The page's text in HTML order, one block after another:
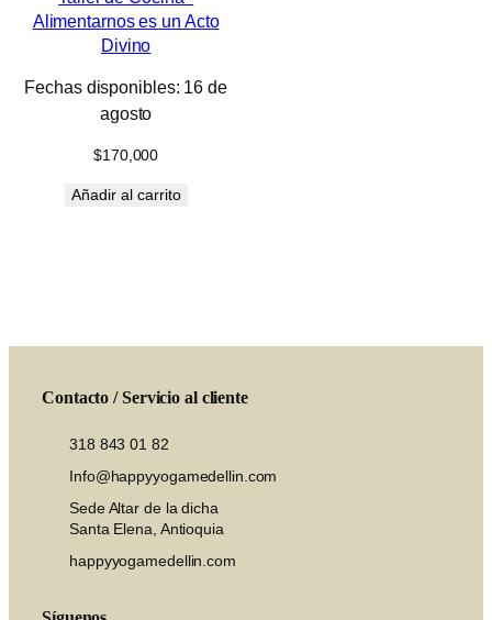
Alimentarnos es un Acto
Divino
Fechas disponibles: 16 de
agosto
$170,000
Añadir al carrito
Contacto / Servicio al cliente
318 843 01 82
Info@happyyogamedellin.com
Sede Altar de la dicha
Santa Elena, Antioquia
happyyogamedellin.com